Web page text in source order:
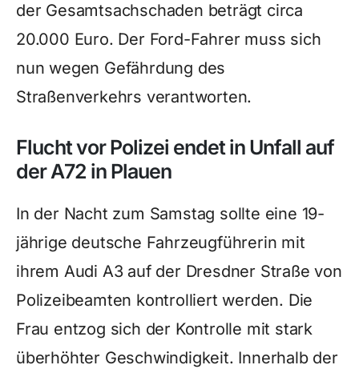
der Gesamtsachschaden beträgt circa
20.000 Euro. Der Ford-Fahrer muss sich
nun wegen Gefährdung des
Straßenverkehrs verantworten.
Flucht vor Polizei endet in Unfall auf
der A72 in Plauen
In der Nacht zum Samstag sollte eine 19-
jährige deutsche Fahrzeugführerin mit
ihrem Audi A3 auf der Dresdner Straße von
Polizeibeamten kontrolliert werden. Die
Frau entzog sich der Kontrolle mit stark
überhöhter Geschwindigkeit. Innerhalb der